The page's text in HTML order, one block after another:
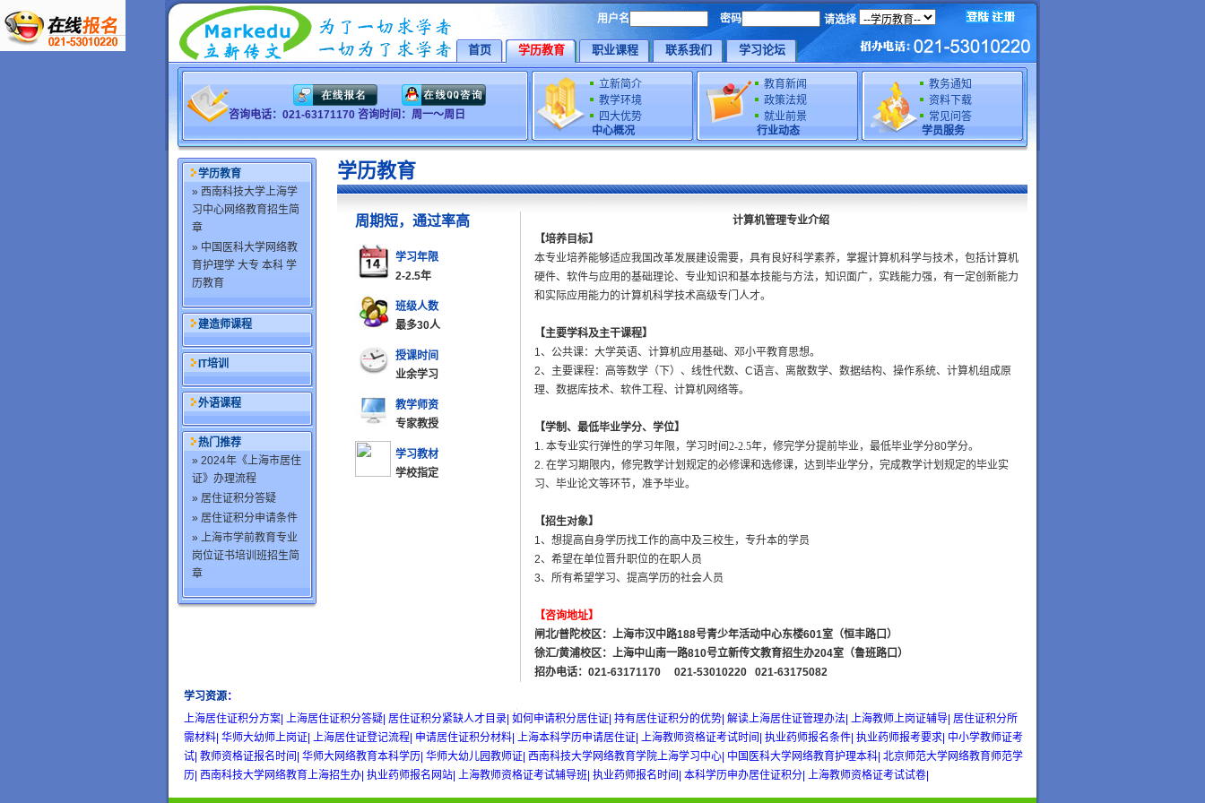
用户名 密码 请选择
首页 学历教育 职业课程 联系我们 学习论坛
咨询电话：021-63171170 咨询时间：周一～周日
立新简介
教学环境
四大优势
中心概况
教育新闻
政策法规
就业前景
行业动态
教务通知
资料下载
常见问答
学员服务
学历教育
» 西南科技大学上海学
习中心网络教育招生简
章
» 中国医科大学网络教
育护理学 大专 本科 学
历教育
建造师课程
IT培训
外语课程
热门推荐
» 2024年《上海市居住
证》办理流程
» 居住证积分答疑
» 居住证积分申请条件
» 上海市学前教育专业
岗位证书培训班招生简
章
学历教育
周期短，通过率高
学习年限
2-2.5年
班级人数
最多30人
授课时间
业余学习
教学师资
专家教授
学习教材
学校指定
计算机管理专业介绍
【培养目标】
本专业培养能够适应我国改革发展建设需要，具有良好科学素养，掌握计算机科学与技术，包括计算机
硬件、软件与应用的基础理论、专业知识和基本技能与方法，知识面广，实践能力强，有一定创新能力
和实际应用能力的计算机科学技术高级专门人才。
【主要学科及主干课程】
1、公共课：大学英语、计算机应用基础、邓小平教育思想。
2、主要课程：高等数学（下）、线性代数、C语言、离散数学、数据结构、操作系统、计算机组成原
理、数据库技术、软件工程、计算机网络等。
【学制、最低毕业学分、学位】
1. 本专业实行弹性的学习年限， 学习时间2-2.5年，修完学分提前毕业， 最低毕业学分80学分。
2. 在学习期限内，修完教学计划规定的必修课和选修课，达到毕业学分，完成教学计划规定的毕业实
习、毕业论文等环节，准予毕业。
【招生对象】
1、想提高自身学历找工作的高中及三校生，专升本的学员
2、希望在单位晋升职位的在职人员
3、所有希望学习、提高学历的社会人员
【咨询地址】
闸北/普陀校区：上海市汉中路188号青少年活动中心东楼601室（恒丰路口）
徐汇/黄浦校区：上海中山南一路810号立新传文教育招生办204室（鲁班路口）
招办电话： 021-63171170 021-53010220 021-63175082
学习资源：
上海居住证积分方案| 上海居住证积分答疑| 居住证积分紧缺人才目录| 如何申请积分居住证| 持有居住证积分的优势| 解读上海居住证管理办法| 上海教师上岗证辅导| 居住证积分所
需材料| 华师大幼师上岗证| 上海居住证登记流程| 申请居住证积分材料| 上海本科学历申请居住证| 上海教师资格证考试时间| 执业药师报名条件| 执业药师报考要求| 中小学教师证考
试| 教师资格证报名时间| 华师大网络教育本科学历| 华师大幼儿园教师证| 西南科技大学网络教育学院上海学习中心| 中国医科大学网络教育护理本科| 北京师范大学网络教育师范学
历| 西南科技大学网络教育上海招生办| 执业药师报名网站| 上海教师资格证考试辅导班| 执业药师报名时间| 本科学历申办居住证积分| 上海教师资格证考试试卷|